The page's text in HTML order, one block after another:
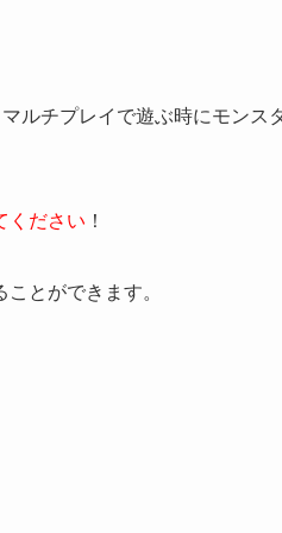
ルチプレイで遊ぶ時にモンス
ください ！
とができます。